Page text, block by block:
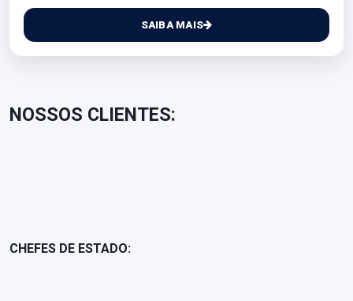
SAIBA MAIS
NOSSOS CLIENTES:
CHEFES DE ESTADO: